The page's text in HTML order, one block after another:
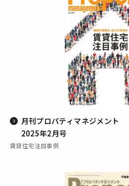
月刊プロパティマネジメント
2025年2月号
賃貸住宅注目事例